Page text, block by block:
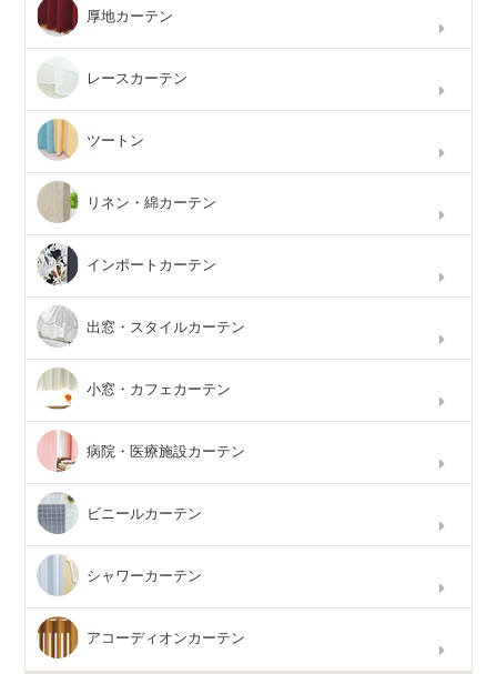
厚地カーテン
レースカーテン
ツートン
リネン・綿カーテン
インポートカーテン
出窓・スタイルカーテン
小窓・カフェカーテン
病院・医療施設カーテン
ビニールカーテン
シャワーカーテン
アコーディオンカーテン